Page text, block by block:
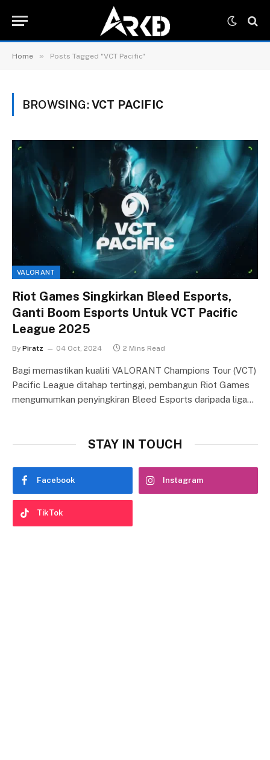
Home » Posts Tagged "VCT Pacific"
BROWSING:VCT PACIFIC
VALORANT
Riot Games Singkirkan Bleed Esports,
Ganti Boom Esports Untuk VCT Pacific
League 2025
By Piratz 04 Oct, 2024 2 Mins Read
Bagi memastikan kualiti VALORANT Champions Tour (VCT)
Pacific League ditahap tertinggi, pembangun Riot Games
mengumumkan penyingkiran Bleed Esports daripada liga…
STAY IN TOUCH
Facebook Instagram
TikTok